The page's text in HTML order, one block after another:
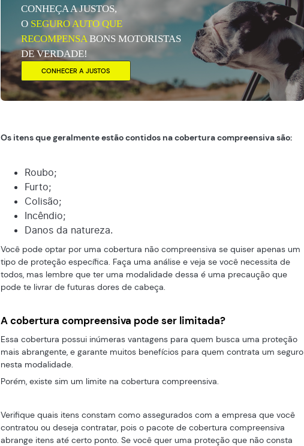
CONHEÇA A JUSTOS,
O SEGURO AUTO QUE
RECOMPENSABONS MOTORISTAS
DE VERDADE!
CONHECER A JUSTOS
Os itens que geralmente estão contidos na cobertura compreensiva são:
Roubo;
Furto;
Colisão;
Incêndio;
Danos da natureza.
Você pode optar por uma cobertura não compreensiva se quiser apenas um
tipo de proteção específica. Faça uma análise e veja se você necessita de
todos, mas lembre que ter uma modalidade dessa é uma precaução que
pode te livrar de futuras dores de cabeça.
A cobertura compreensiva pode ser limitada?
Essa cobertura possui inúmeras vantagens para quem busca uma proteção
mais abrangente, e garante muitos benefícios para quem contrata um seguro
nesta modalidade.
Porém, existe sim um limite na cobertura compreensiva.
Verifique quais itens constam como assegurados com a empresa que você
contratou ou deseja contratar, pois o pacote de cobertura compreensiva
abrange itens até certo ponto. Se você quer uma proteção que não consta